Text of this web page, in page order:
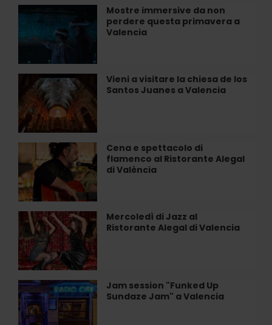
Illusioni
ottiche
sale
impossibili
Mostre immersive da non
perdere questa primavera a
Valencia
Mostre
immersive
da
perdere
questa
primavera
Valencia
Vieni a visitare la chiesa de los
Santos Juanes a Valencia
Vieni
visitare
la
chiesa
de
los
Santos
Juanes
a
Cena e spettacolo di
flamenco al Ristorante Alegal
di València
e
spettacolo
di
flamenco
al
Ristorante
Alegal
di
València
Mercoledì di Jazz al
Ristorante Alegal di Valencia
Mercoledì
di
Jazz
al
Ristorante
Alegal
di
Valencia
Jam session "Funked Up
Sundaze Jam" a Valencia
Jam
session
"Funked